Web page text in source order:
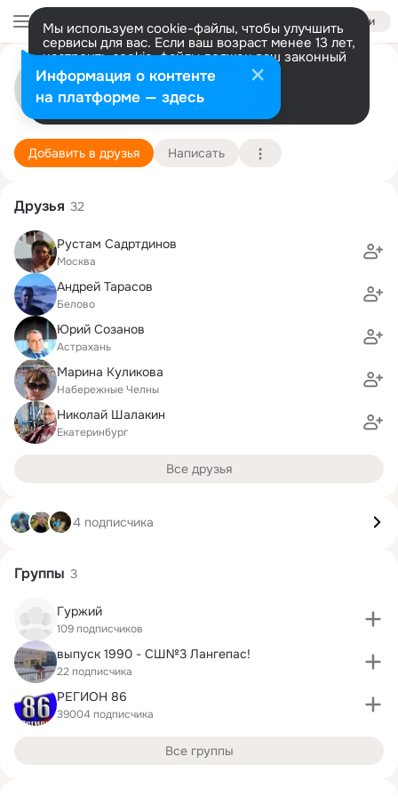
Войти
Мы используем cookie-файлы, чтобы улучшить
сервисы для вас. Если ваш возраст менее 13 лет,
настроить cookie-файлы должен ваш законный
представитель. Больше информации
Разрешить все Настроить
Степан Гуржий
Актау 15 июля (53 года)
Подробнее
Добавить в друзья Написать
Друзья 32
Рустам Садртдинов
Москва
Андрей Тарасов
Белово
Юрий Созанов
Астрахань
Марина Куликова
Набережные Челны
Николай Шалакин
Екатеринбург
Все друзья
4 подписчика
Группы 3
Гуржий
109 подписчиков
выпуск 1990 - СШ№3 Лангепас!
22 подписчика
РЕГИОН 86
39004 подписчика
Все группы
Информация о контенте
на платформе — здесь